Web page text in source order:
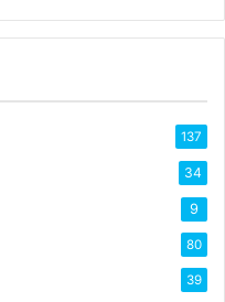
137
34
9
80
39